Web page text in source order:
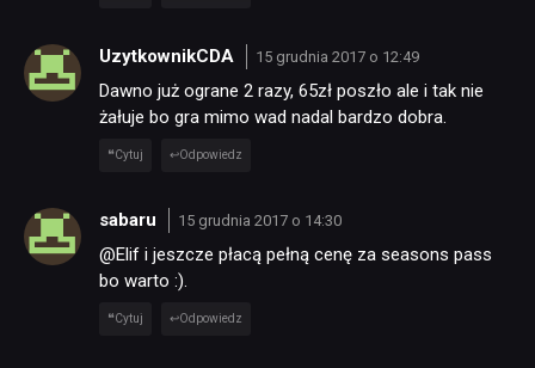
UzytkownikCDA 15 grudnia 2017 o 12:49
Dawno już ograne 2 razy, 65zł poszło ale i tak nie
żałuje bo gra mimo wad nadal bardzo dobra.
Cytuj Odpowiedz
sabaru 15 grudnia 2017 o 14:30
@Elif i jeszcze płacą pełną cenę za seasons pass
bo warto :).
Cytuj Odpowiedz